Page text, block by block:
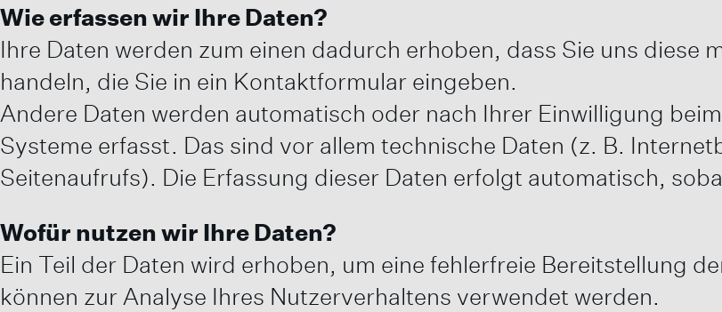
Wie erfassen wir Ihre Daten?
Ihre Daten werden zum einen dadurch erhoben, dass Sie uns diese
handeln, die Sie in ein Kontaktformular eingeben.
Andere Daten werden automatisch oder nach Ihrer Einwilligung
Systeme erfasst. Das sind vor allem technische Daten (z. B.
Seitenaufrufs). Die Erfassung dieser Daten erfolgt automatisch,
Wofür nutzen wir Ihre Daten?
Ein Teil der Daten wird erhoben, um eine fehlerfreie Bereitstellung
können zur Analyse Ihres Nutzerverhaltens verwendet werden.